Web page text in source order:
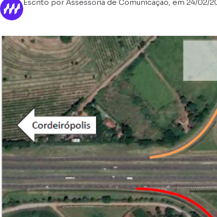
Escrito por Assessoria de Comunicação, em 24/02/